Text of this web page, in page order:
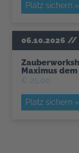
Platz sichern »
Maximus
€ 25,00
Platz sichern »